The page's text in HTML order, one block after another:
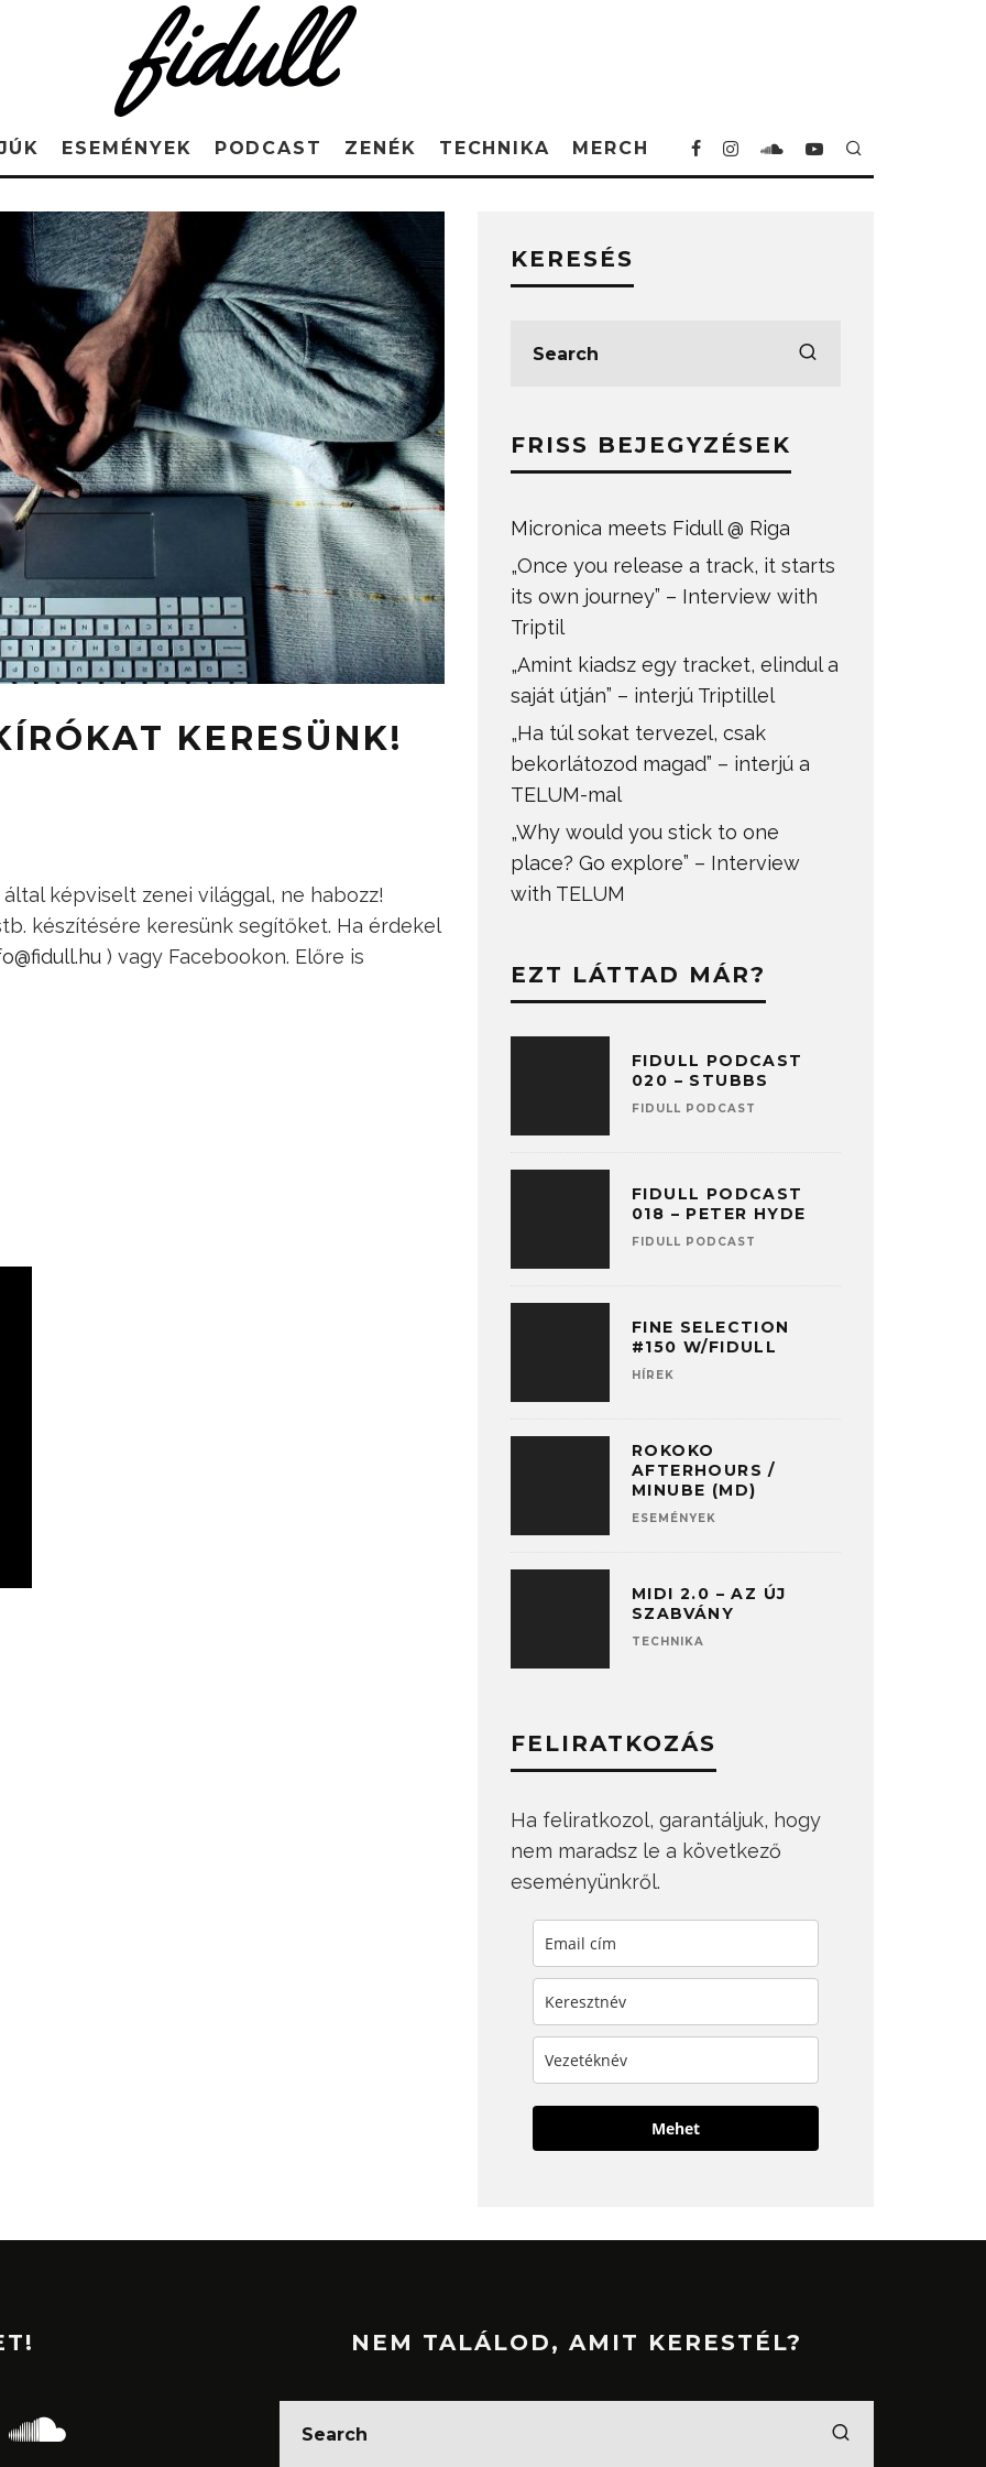
ESEMÉNYEK PODCAST ZENÉK TECHNIKA MERCH
KERESÜNK!
által képviselt zenei világgal, ne habozz!
készítésére keresünk segítőket. Ha érdekel
) vagy Facebookon. Előre is
KERESÉS
FRISS BEJEGYZÉSEK
Micronica meets Fidull @ Riga
„Once you release a track, it starts
its own journey” – Interview with
Triptil
„Amint kiadsz egy tracket, elindul a
saját útján” – interjú Triptillel
„Ha túl sokat tervezel, csak
bekorlátozod magad” – interjú a
TELUM-mal
„Why would you stick to one
place? Go explore” – Interview
with TELUM
EZT LÁTTAD MÁR?
FIDULL PODCAST
020 – STUBBS
FIDULL PODCAST
FIDULL PODCAST
018 – PETER HYDE
FIDULL PODCAST
FINE SELECTION
#150 W/FIDULL
HÍREK
ROKOKO
AFTERHOURS /
MINUBE (MD)
ESEMÉNYEK
MIDI 2.0 – AZ ÚJ
SZABVÁNY
TECHNIKA
FELIRATKOZÁS
Ha feliratkozol, garantáljuk, hogy
nem maradsz le a következő
eseményünkről.
Mehet
NEM TALÁLOD, AMIT KERESTÉL?